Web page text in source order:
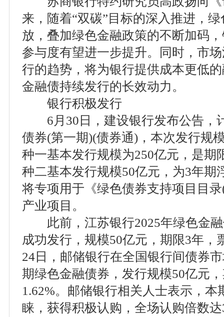
来，随着“双碳”目标的深入推进，
放，叠加绿色金融政策的不断加码
参与度有望进一步提升。同时，市
行的趋势，将为银行提供成本更低
金融债持续发行的长效动力。
银行积极发行
6月30日，建设银行发布公告，
债券(第一期)(债券通)，本次发行规
种一基本发行规模为250亿元，是期
种二基本发行规模50亿元，为3年期
将专项用于《绿色债券支持项目目
产业项目。
此前，江苏银行2025年绿色金融
成功发行，规模50亿元，期限3年，
24日，邮储银行在全国银行间债券
期绿色金融债券，发行规模50亿元
1.62%。邮储银行相关人士表示，
睐，获得积极认购，全场认购倍数